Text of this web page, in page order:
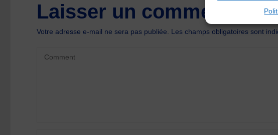
Laisser un commentaire
Votre adresse e-mail ne sera pas publiée. Les champs obligatoires sont